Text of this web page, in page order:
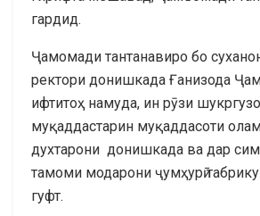
гардид.
Ҷамомади тантанавиро бо
ректори донишкада Ғанизода
ифтитоҳ намуда, ин рӯзи
муқаддастарин муқаддасоти
духтарони донишкада ва дар
тамоми модарони ҷумҳурӣ
гуфт.